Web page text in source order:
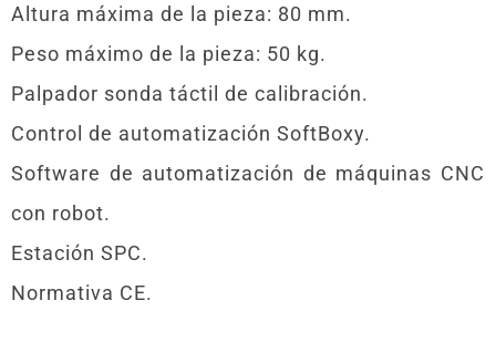
Altura máxima de la pieza: 80 mm.
Peso máximo de la pieza: 50 kg.
Palpador sonda táctil de calibración.
Control de automatización SoftBoxy.
Software de automatización de máquinas CNC
con robot.
Estación SPC.
Normativa CE.